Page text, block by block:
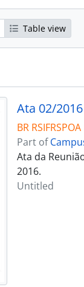
Table view
Ata 02/
BR
Part of
Ata da
2016.
Untitled